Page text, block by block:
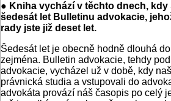
● Kniha vychází v těchto dnech,
šedesát let Bulletinu advokacie,
rady jste již deset let.
Šedesát let je obecně hodně dlouhá
zejména. Bulletin advokacie, tehdy
advokacie, vycházel už v době, kdy
právnická studia a vstupovali do
advokáta provází náš časopis po celý